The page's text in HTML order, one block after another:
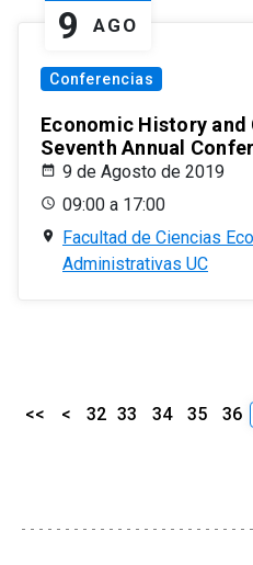
9 AGO
Conferencias
Economic History
Seventh Annual
9 de Agosto de 2019
09:00 a 17:00
Facultad de Ciencias
Administrativas UC
<< < 32 33 34 35 36